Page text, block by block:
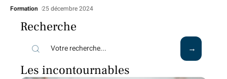
Formation 25 décembre 2024
Recherche
Les incontournables